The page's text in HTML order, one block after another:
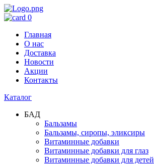
0
Главная
О нас
Доставка
Новости
Акции
Контакты
Каталог
БАД
Бальзамы
Бальзамы, сиропы, эликсиры
Витаминные добавки
Витаминные добавки для глаз
Витаминные добавки для детей